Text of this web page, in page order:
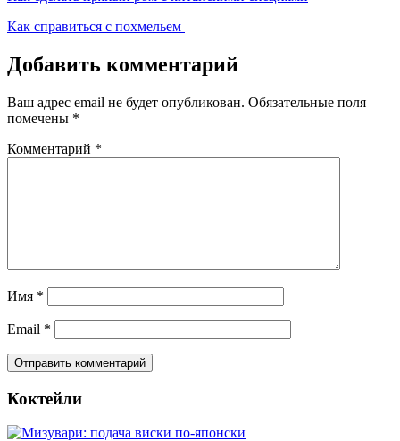
Как справиться с похмельем
Добавить комментарий
Ваш адрес email не будет опубликован. Обязательные поля
помечены *
Комментарий *
Имя *
Email *
Коктейли